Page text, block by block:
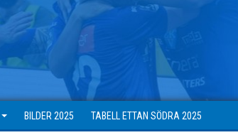
BILDER 2025 TABELL ETTAN SÖDRA 2025